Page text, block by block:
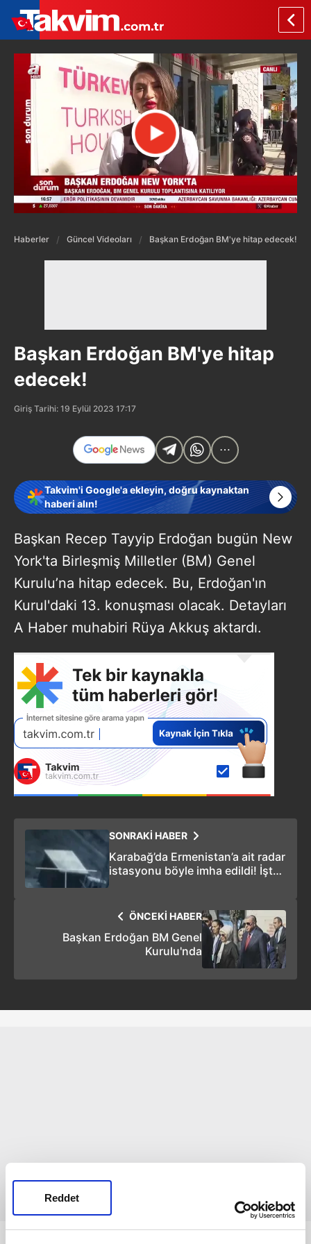
Reddet
Haberler Güncel Videoları Başkan Erdoğan BM'ye hitap edecek!
Başkan Erdoğan BM'ye hitap
edecek!
Giriş Tarihi: 19 Eylül 2023 17:17
Takvim'i Google'a ekleyin, doğru kaynaktan
haberi alın!
Başkan Recep Tayyip Erdoğan bugün New
York'ta Birleşmiş Milletler (BM) Genel
Kurulu’na hitap edecek. Bu, Erdoğan'ın
Kurul'daki 13. konuşması olacak. Detayları
A Haber muhabiri Rüya Akkuş aktardı.
SONRAKİ HABER
Karabağ’da Ermenistan’a ait radar
istasyonu böyle imha edildi! İşte
ÖNCEKİ HABER
Başkan Erdoğan BM Genel
Kurulu'nda